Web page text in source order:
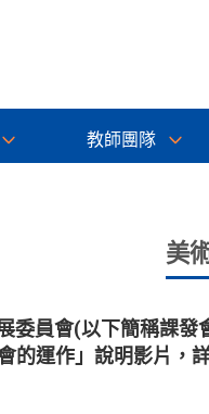
教師團隊
美
委員會(以下簡稱課
的運作」說明影片，